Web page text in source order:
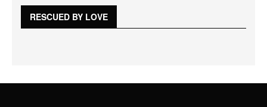
RESCUED BY LOVE